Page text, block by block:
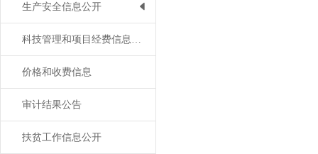
生产安全信息公开
科技管理和项目经费信息公开
价格和收费信息
审计结果公告
扶贫工作信息公开